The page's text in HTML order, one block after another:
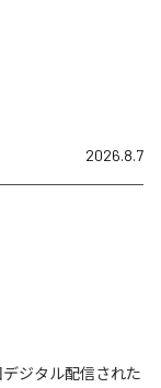
2026.8.7
デジタル配信された